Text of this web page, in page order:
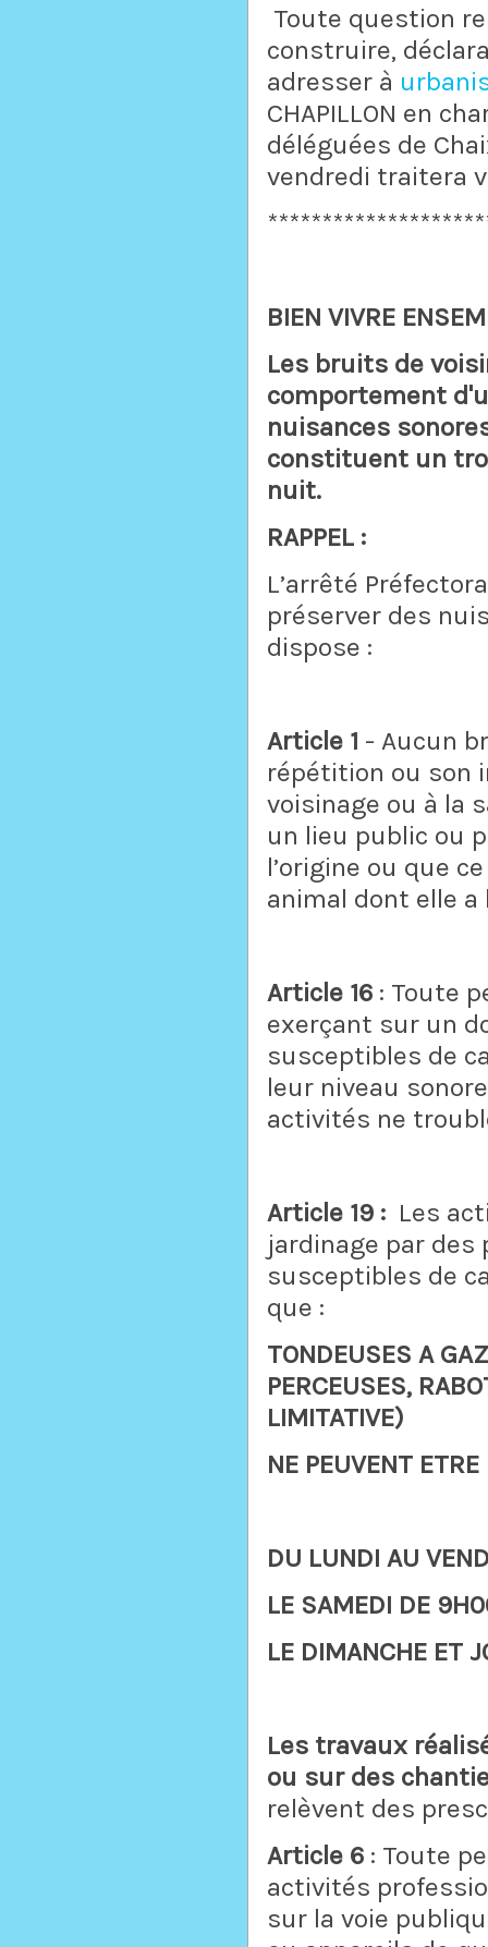
Toute question
construire,
adresser à
CHAPILLON en
déléguées de
vendredi traitera
BIEN VIVRE
Les bruits de
comportement
nuisances
constituent un
nuit.
RAPPEL :
L’arrêté
préserver des
dispose :
Article 1 - Aucun
répétition ou son
voisinage ou à la
un lieu public ou
l’origine ou que
animal dont elle
Article 16 : Toute
exerçant sur un
susceptibles de
leur niveau
activités ne
Article 19 : Les
jardinage par des
susceptibles de
que :
TONDEUSES A
PERCEUSES,
LIMITATIVE)
NE PEUVENT
DU LUNDI AU
LE SAMEDI DE
LE DIMANCHE ET
Les travaux
ou sur des
relèvent des
Article 6 : Toute
activités
sur la voie